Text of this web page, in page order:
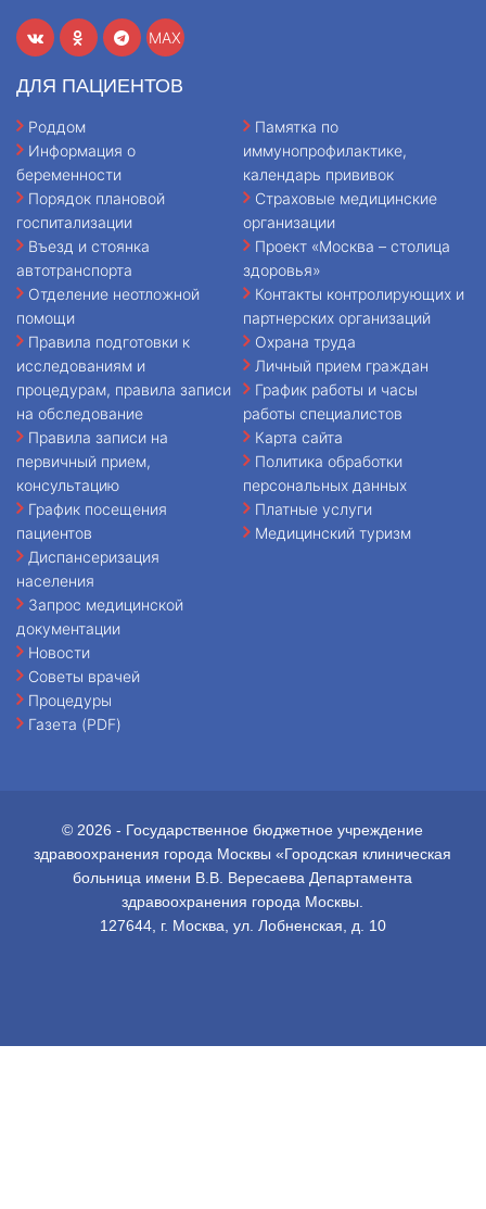
MAX
ДЛЯ ПАЦИЕНТОВ
Роддом
Информация о
беременности
Порядок плановой
госпитализации
Въезд и стоянка
автотранспорта
Отделение неотложной
помощи
Правила подготовки к
исследованиям и
процедурам, правила записи
на обследование
Правила записи на
первичный прием,
консультацию
График посещения
пациентов
Диспансеризация
населения
Запрос медицинской
документации
Новости
Советы врачей
Процедуры
Газета (PDF)
Памятка по
иммунопрофилактике,
календарь прививок
Страховые медицинские
организации
Проект «Москва – столица
здоровья»
Контакты контролирующих и
партнерских организаций
Охрана труда
Личный прием граждан
График работы и часы
работы специалистов
Карта сайта
Политика обработки
персональных данных
Платные услуги
Медицинский туризм
© 2026 - Государственное бюджетное учреждение
здравоохранения города Москвы «Городская клиническая
больница имени В.В. Вересаева Департамента
здравоохранения города Москвы.
127644, г. Москва, ул. Лобненская, д. 10